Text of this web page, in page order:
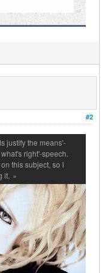
#2
justify the means'-
right'-speech.
this subject, so I
it.